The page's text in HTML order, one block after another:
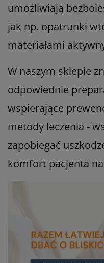
umożliwiają
jak np. opatrunki
materiałami
W naszym sklepie
odpowiednie
wspierające
metody leczenia -
zapobiegać
komfort pacjenta